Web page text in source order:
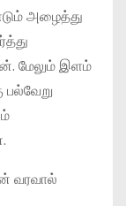
அழைத்து
மேலும் இளம்
வரவால்